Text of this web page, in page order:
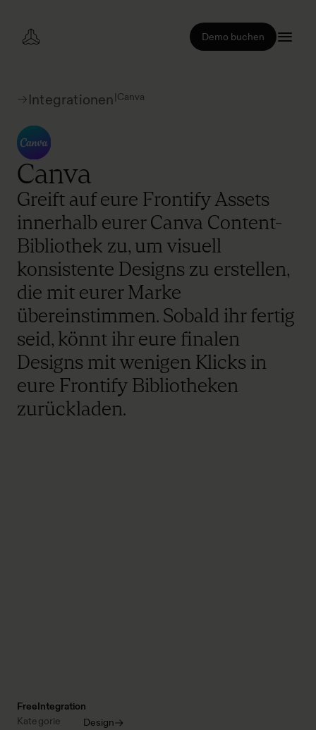
Demo buchen
Integrationen|Canva
FreeIntegration
Kategorie
Design
Canva
Greift auf eure Frontify Assets
innerhalb eurer Canva Content-
Bibliothek zu, um visuell
konsistente Designs zu erstellen,
die mit eurer Marke
übereinstimmen. Sobald ihr fertig
seid, könnt ihr eure finalen
Designs mit wenigen Klicks in
eure Frontify Bibliotheken
zurückladen.